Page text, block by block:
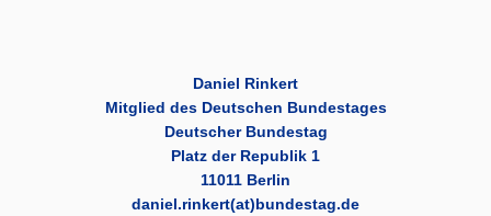
Daniel Rinkert
Mitglied des Deutschen Bundestages
Deutscher Bundestag
Platz der Republik 1
11011 Berlin
daniel.rinkert(at)bundestag.de